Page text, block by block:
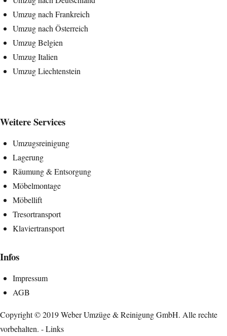
Umzug nach Frankreich
Umzug nach Österreich
Umzug Belgien
Umzug Italien
Umzug Liechtenstein
Weitere Services
Umzugsreinigung
Lagerung
Räumung & Entsorgung
Möbelmontage
Möbellift
Tresortransport
Klaviertransport
Infos
Impressum
AGB
Copyright © 2019Weber Umzüge & Reinigung GmbH. Alle rechte
vorbehalten. -Links